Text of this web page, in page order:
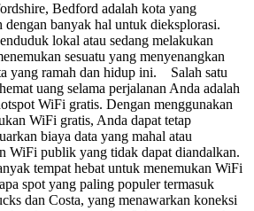
Bedford adalah kota yang
dengan banyak hal untuk dieksplorasi.
lokal atau sedang melakukan
sesuatu yang menyenangkan
yang ramah dan hidup ini. Salah satu
uang selama perjalanan Anda adalah
WiFi gratis. Dengan menggunakan
WiFi gratis, Anda dapat tetap
biaya data yang mahal atau
WiFi publik yang tidak dapat diandalkan.
tempat hebat untuk menemukan WiFi
spot yang paling populer termasuk
dan Costa, yang menawarkan koneksi